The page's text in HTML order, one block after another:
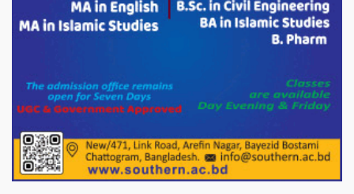
মিরপুর-১১ নম্বরে দুর্বৃত্তদের গুলিতে বিএনপি
পাটগ্রামে চিকিৎসা সেবায় বীর মুক্তিযোদ্ধা দবির
উদ্দিন ফাউন্ডেশন
পাটগ্রামের দহগ্রাম ইউনিয়নের প্রধান সড়ক
ভেঙ্গে যোগাযোগ বিছিন্ন